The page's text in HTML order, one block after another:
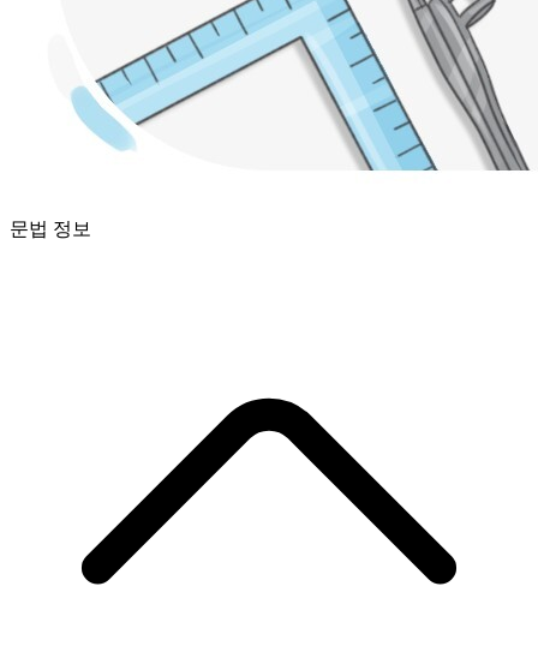
문법 정보